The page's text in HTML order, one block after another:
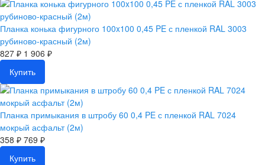
Планка конька фигурного 100x100 0,45 PE с пленкой RAL 3003
рубиново-красный (2м)
827 ₽ 1 906 ₽
Купить
Планка примыкания в штробу 60 0,4 PE с пленкой RAL 7024
мокрый асфальт (2м)
358 ₽ 769 ₽
Купить